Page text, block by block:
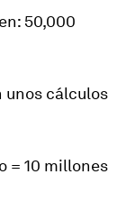
50,000
unos cálculos
= 10 millones